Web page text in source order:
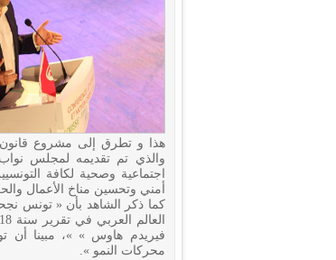
هذا و تطرق إلى مشروع قانون
والذي تم تقديمه لمجلس
اجتماعية وصحية لكافة
أمني وتحسين مناخ الأعمال
كما ذكر الشاهد بأن « تونس
فيريدم هاوس » »، مبينا أن
محركات النمو ».